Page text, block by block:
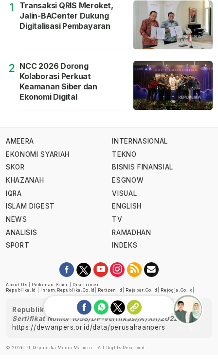
1
Transaksi QRIS Meroket,
Jalin-BACenter Dukung
Digitalisasi Pembayaran
2 NCC 2026 Dorong
Kolaborasi Perkuat
Keamanan Siber dan
Ekonomi Digital
AMEERA
EKONOMI SYARIAH
SKOR
KHAZANAH
IQRA
ISLAM DIGEST
NEWS
ANALISIS
SPORT
INTERNASIONAL
TEKNO
BISNIS FINANSIAL
ESGNOW
VISUAL
ENGLISH
TV
RAMADHAN
INDEKS
About Us Pedoman Siber
Disclaimer
Republika.id
Ihram.republika.co.id Retizen.id Rejabar.co.id Rejogja.co.id
Republika telah diverifikasi oleh Dewan Pers
Sertifikat Nomor 1058/DP-Verifikasi/K/XII/2022
https://dewanpers.or.id/data/perusahaanpers
© 2026 PT Republika Media Mandiri - All Rights Reserved.